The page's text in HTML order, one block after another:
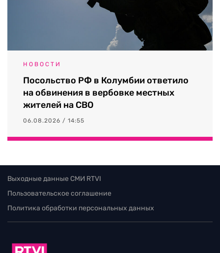
НОВОСТИ
Посольство РФ в Колумбии ответило
на обвинения в вербовке местных
жителей на СВО
06.08.2026 / 14:55
Выходные данные СМИ RTVI
Пользовательское соглашение
Политика обработки персональных данных